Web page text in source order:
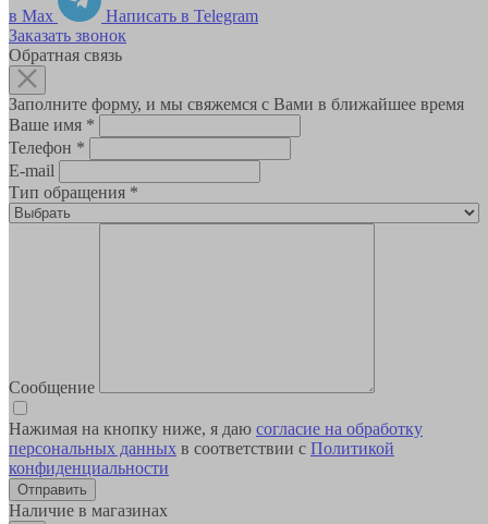
в Max
Написать в Telegram
Заказать звонок
Обратная связь
Заполните форму, и мы свяжемся с Вами в ближайшее время
Ваше имя *
Телефон *
E-mail
Тип обращения *
Сообщение
Нажимая на кнопку ниже, я даю согласие на обработку
персональных данных в соответствии с Политикой
конфиденциальности
Наличие в магазинах